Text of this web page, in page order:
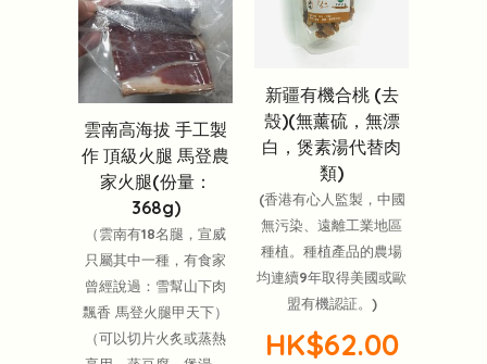
雲南高海拔 手工製
作 頂級火腿 馬登農
家火腿(份量：
368g)
（雲南有18名腿，宣威
只屬其中一種，有食家
曾經說過：雪幫山下肉
飄香 馬登火腿甲天下）
（可以切片火炙或蒸熱
新疆有機合桃 (去
殼)(無薰硫，無漂
白，煲素湯代替肉
類)
(香港有心人監製，中國
無污染、遠離工業地區
種植。種植產品的農場
均連續9年取得美國或歐
盟有機認証。)
HK$62.00